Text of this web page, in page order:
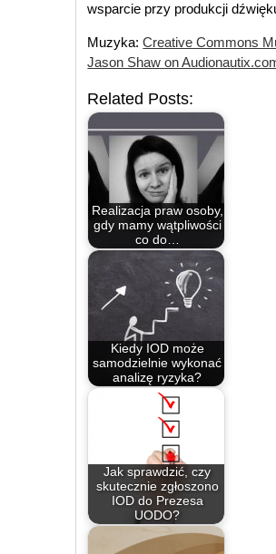
wsparcie przy produkcji
Muzyka:Creative Commons
Jason Shaw on
Related Posts:
Realizacja praw osoby,
gdy mamy wątpliwości
co do…
Kiedy IOD może
samodzielnie wykonać
analizę ryzyka?
Jak sprawdzić, czy
skutecznie zgłoszono
IOD do Prezesa
UODO?